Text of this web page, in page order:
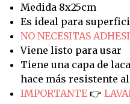
Medida 8x25cm
Es ideal para
NO NECESITAS
Viene listo para usar
Tiene una capa de
hace más resistente
IMPORTANTE 👉